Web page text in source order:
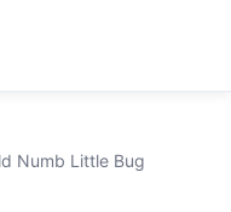
Numb Little Bug